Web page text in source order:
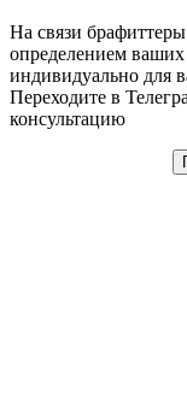
На связи
определением
индивидуально для
Переходите в
консультацию